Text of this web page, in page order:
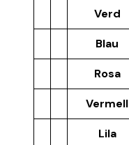
Verd
Blau
Rosa
Vermell
Lila